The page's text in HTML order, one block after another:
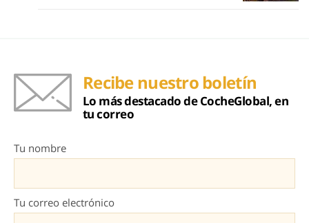
Recibe nuestro boletín
Lo más destacado de CocheGlobal, en
tu correo
Tu nombre
Tu correo electrónico